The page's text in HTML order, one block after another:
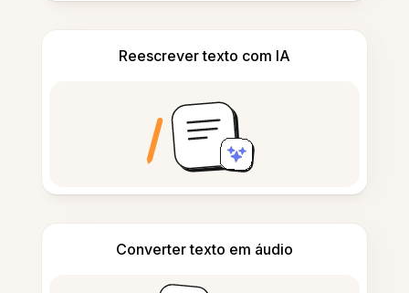
Reescrever texto com IA
Converter texto em áudio